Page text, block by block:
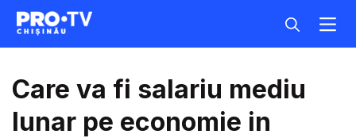
Care va fi salariu mediu
lunar pe economie in